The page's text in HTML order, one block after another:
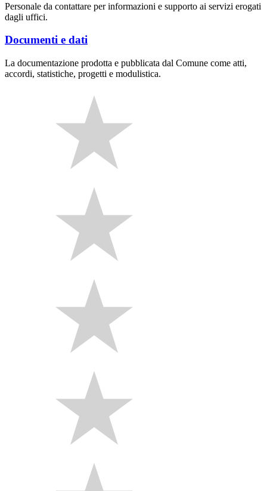
Personale da contattare per informazioni e supporto ai servizi erogati
dagli uffici.
Documenti e dati
La documentazione prodotta e pubblicata dal Comune come atti,
accordi, statistiche, progetti e modulistica.